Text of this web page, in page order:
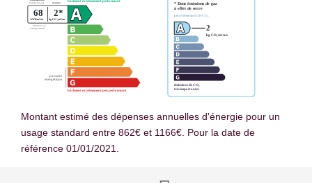
Montant estimé des dépenses annuelles d'énergie pour un
usage standard entre 862€ et 1166€. Pour la date de
référence 01/01/2021.